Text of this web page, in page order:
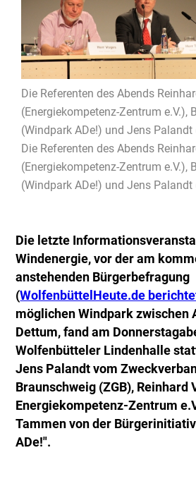
Die Referenten des Abends
(Energiekompetenz-Zentrum e.V.),
(Windpark ADe!) und Jens Palandt
Die Referenten des Abends
(Energiekompetenz-Zentrum e.V.),
(Windpark ADe!) und Jens Palandt
Die letzte
Windenergie, vor der am
anstehenden Bürgerbefragung
(WolfenbüttelHeute.de
möglichen Windpark zwischen
Dettum, fand am
Wolfenbütteler Lindenhalle
Jens Palandt vom
Braunschweig (ZGB), Reinhard
Energiekompetenz-Zentrum
Tammen von der
ADe!".